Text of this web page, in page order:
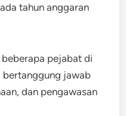
tahun anggaran
pejabat di
bertanggung jawab
dan pengawasan